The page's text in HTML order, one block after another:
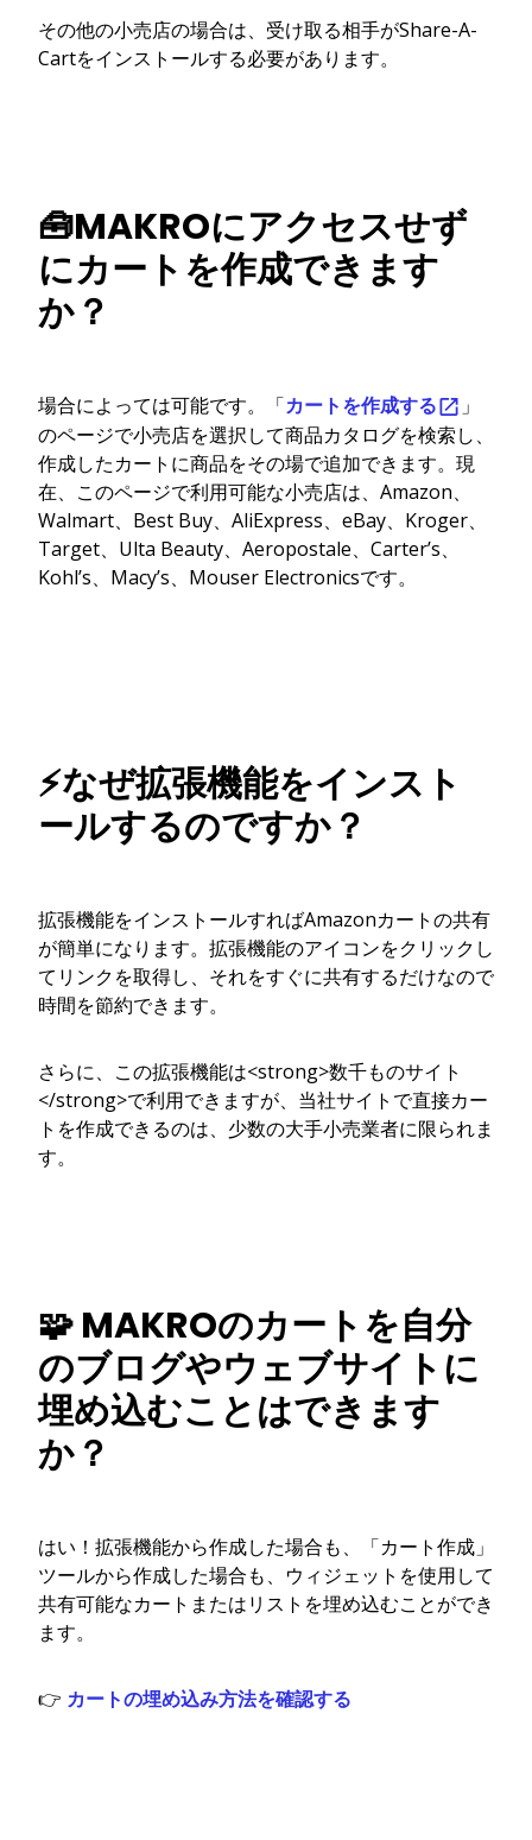
その他の小売店の場合は、受け取る相手がShare-A-
Cartをインストールする必要があります。
🧰MAKROにアクセスせず
にカートを作成できます
か？
場合によっては可能です。「カートを作成する
」
のページで小売店を選択して商品カタログを検索し、
作成したカートに商品をその場で追加できます。現
在、このページで利用可能な小売店は、Amazon、
Walmart、Best Buy、AliExpress、eBay、Kroger、
Target、Ulta Beauty、Aeropostale、Carter’s、
Kohl’s、Macy’s、Mouser Electronicsです。
⚡なぜ拡張機能をインスト
ールするのですか？
拡張機能をインストールすればAmazonカートの共有
が簡単になります。拡張機能のアイコンをクリックし
てリンクを取得し、それをすぐに共有するだけなので
時間を節約できます。
さらに、この拡張機能は<strong>数千ものサイト
</strong>で利用できますが、当社サイトで直接カー
トを作成できるのは、少数の大手小売業者に限られま
す。
🧩 MAKROのカートを自分
のブログやウェブサイトに
埋め込むことはできます
か？
はい！拡張機能から作成した場合も、「カート作成」
ツールから作成した場合も、ウィジェットを使用して
共有可能なカートまたはリストを埋め込むことができ
ます。
👉 カートの埋め込み方法を確認する